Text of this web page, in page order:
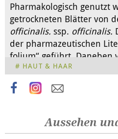
Pharmakologisch genutzt
getrockneten Blätter von
officinalis. ssp. officinalis.
der pharmazeutischen
folium“ geführt. Daneben
etherische Öl (Melissae
HAUT & HAAR
Aussehen